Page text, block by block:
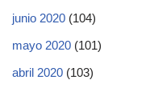
junio 2020 (104)
mayo 2020 (101)
abril 2020 (103)